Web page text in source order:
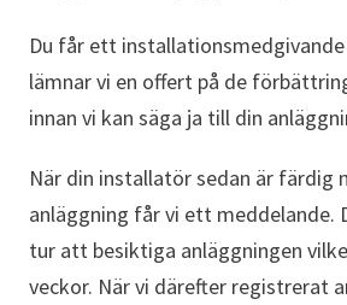
Du får ett
lämnar vi en offert på de
innan vi kan säga ja till din
När din installatör sedan är färdig
anläggning får vi ett meddelande.
tur att besiktiga anläggningen
veckor. När vi därefter registrerat